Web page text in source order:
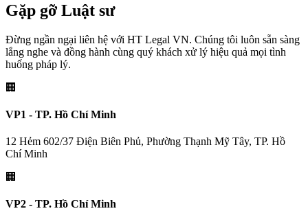
Gặp gỡ Luật sư
Đừng ngần ngại liên hệ với HT Legal VN. Chúng tôi luôn sẵn sàng
lắng nghe và đồng hành cùng quý khách xử lý hiệu quả mọi tình
huống pháp lý.
🏢
VP1 - TP. Hồ Chí Minh
12 Hẻm 602/37 Điện Biên Phủ, Phường Thạnh Mỹ Tây, TP. Hồ
Chí Minh
🏢
VP2 - TP. Hồ Chí Minh